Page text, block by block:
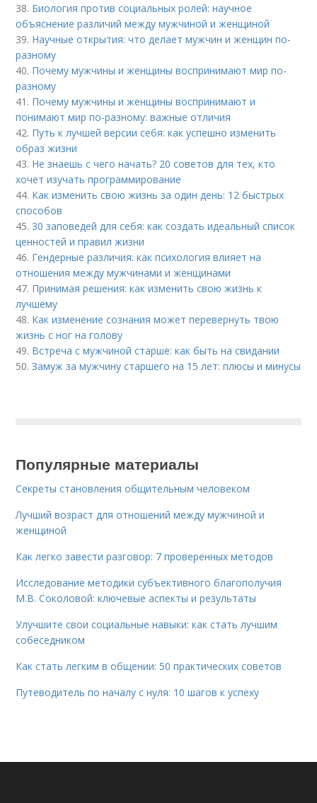
38. Биология против социальных ролей: научное
объяснение различий между мужчиной и женщиной
39. Научные открытия: что делает мужчин и женщин по-
разному
40. Почему мужчины и женщины воспринимают мир по-
разному
41. Почему мужчины и женщины воспринимают и
понимают мир по-разному: важные отличия
42. Путь к лучшей версии себя: как успешно изменить
образ жизни
43. Не знаешь с чего начать? 20 советов для тех, кто
хочет изучать программирование
44. Как изменить свою жизнь за один день: 12 быстрых
способов
45. 30 заповедей для себя: как создать идеальный список
ценностей и правил жизни
46. Гендерные различия: как психология влияет на
отношения между мужчинами и женщинами
47. Принимая решения: как изменить свою жизнь к
лучшему
48. Как изменение сознания может перевернуть твою
жизнь с ног на голову
49. Встреча с мужчиной старше: как быть на свидании
50.Замуж за мужчину старшего на 15 лет: плюсы и минусы
Популярные материалы
Секреты становления общительным человеком
Лучший возраст для отношений между мужчиной и
женщиной
Как легко завести разговор: 7 проверенных методов
Исследование методики субъективного благополучия
М.В. Соколовой: ключевые аспекты и результаты
Улучшите свои социальные навыки: как стать лучшим
собеседником
Как стать легким в общении: 50 практических советов
Путеводитель по началу с нуля: 10 шагов к успеху